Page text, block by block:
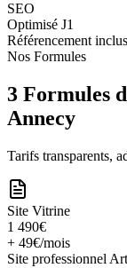
SEO
Optimisé J1
Référencement inclus
Nos Formules
3 Formules
Annecy
Tarifs transparents,
Site Vitrine
1 490€
+ 49€/mois
Site professionnel